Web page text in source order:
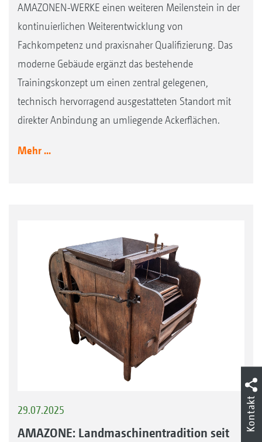
AMAZONEN-WERKE einen weiteren Meilenstein in der
kontinuierlichen Weiterentwicklung von
Fachkompetenz und praxisnaher Qualifizierung. Das
moderne Gebäude ergänzt das bestehende
Trainingskonzept um einen zentral gelegenen,
technisch hervorragend ausgestatteten Standort mit
direkter Anbindung an umliegende Ackerflächen.
Mehr ...
29.07.2025
AMAZONE: Landmaschinentradition seit
Kontakt